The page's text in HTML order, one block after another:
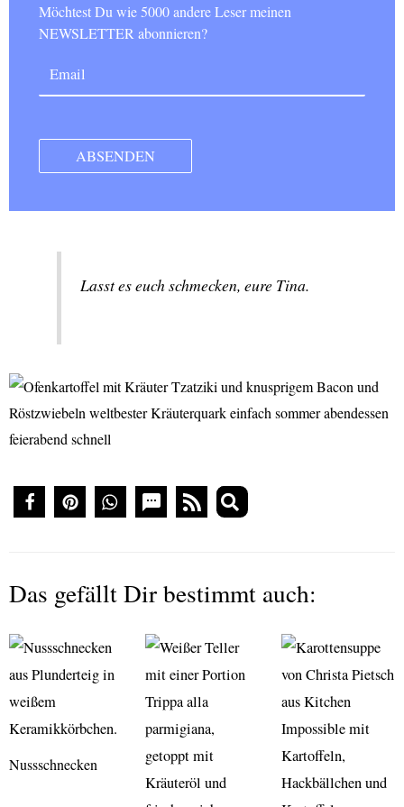
Möchtest Du wie 5000 andere Leser meinen
NEWSLETTER abonnieren?
Lasst es euch schmecken, eure Tina.
Das gefällt Dir bestimmt auch:
Nussschnecken